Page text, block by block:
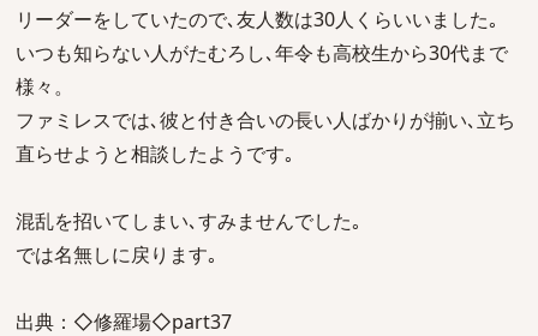
リーダーをしていたので､友人数は30人くらいいました｡
いつも知らない人がたむろし､年令も高校生から30代まで
様々。
ファミレスでは､彼と付き合いの長い人ばかりが揃い､立ち
直らせようと相談したようです｡
混乱を招いてしまい､すみませんでした｡
では名無しに戻ります｡
出典：◇修羅場◇part37